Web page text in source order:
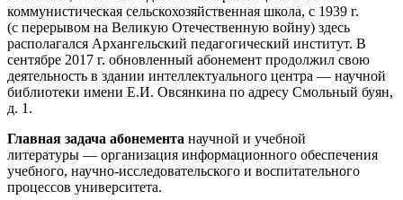
коммунистическая сельскохозяйственная школа, с 1939 г.
(с перерывом на Великую Отечественную войну) здесь
располагался Архангельский педагогический институт. В
сентябре 2017 г. обновленный абонемент продолжил свою
деятельность в здании интеллектуального центра — научной
библиотеки имени Е.И. Овсянкина по адресу Смольный буян,
д. 1.
Главная задача абонемента научной и учебной
литературы — организация информационного обеспечения
учебного, научно-исследовательского и воспитательного
процессов университета.